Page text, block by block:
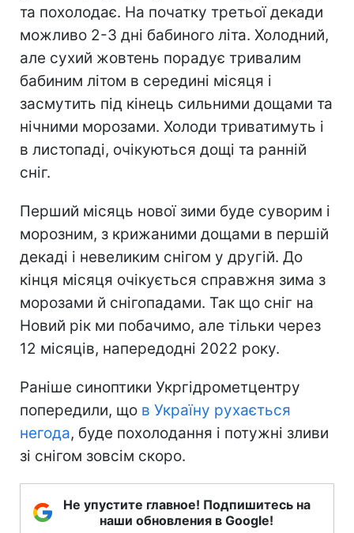
та похолодає. На початку третьої декади
можливо 2-3 дні бабиного літа. Холодний,
але сухий жовтень порадує тривалим
бабиним літом в середині місяця і
засмутить під кінець сильними дощами та
нічними морозами. Холоди триватимуть і
в листопаді, очікуються дощі та ранній
сніг.
Перший місяць нової зими буде суворим і
морозним, з крижаними дощами в першій
декаді і невеликим снігом у другій. До
кінця місяця очікується справжня зима з
морозами й снігопадами. Так що сніг на
Новий рік ми побачимо, але тільки через
12 місяців, напередодні 2022 року.
Раніше синоптики Укргідрометцентру
попередили, що в Україну рухається
негода, буде похолодання і потужні зливи
зі снігом зовсім скоро.
Не упустите главное! Подпишитесь на
наши обновления в Google!